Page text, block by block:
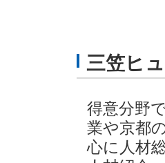
三笠ヒ
得意分野
業や京都
心に人材